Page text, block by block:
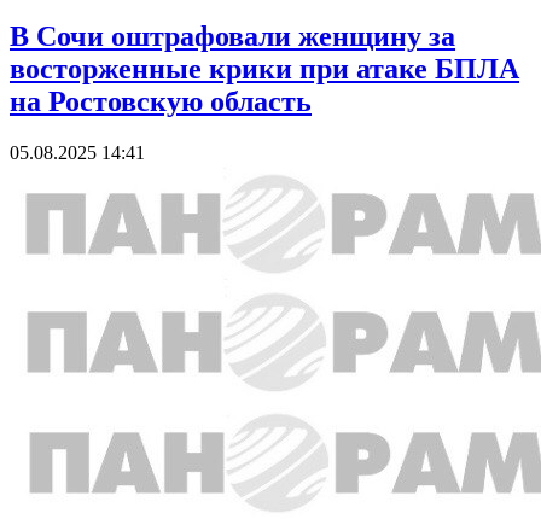
В Сочи оштрафовали женщину за
восторженные крики при атаке БПЛА
на Ростовскую область
05.08.2025 14:41